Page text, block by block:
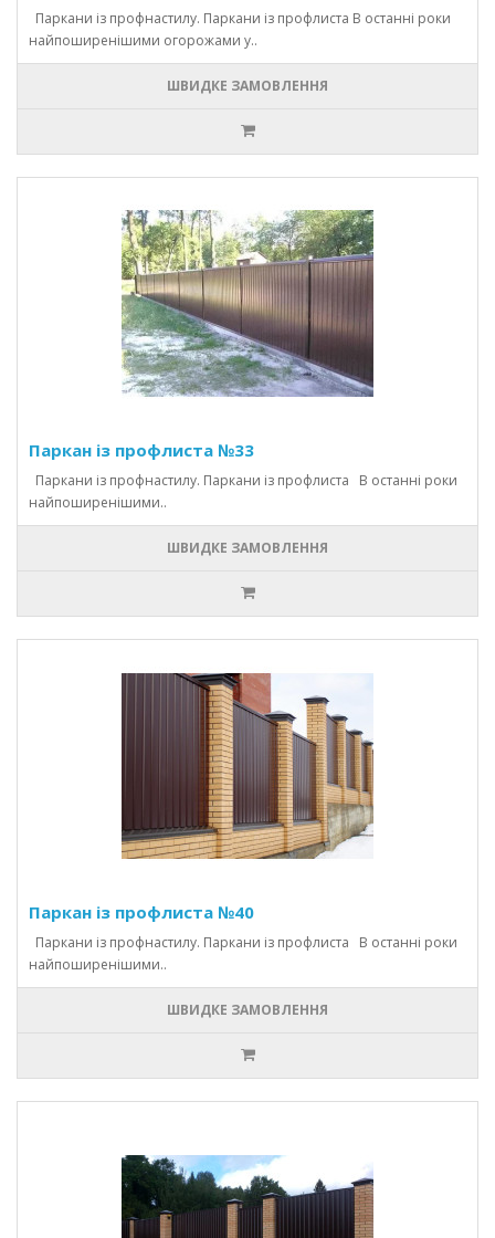
Паркани із профнастилу. Паркани із профлиста В останні роки
найпоширенішими огорожами у..
ШВИДКЕ ЗАМОВЛЕННЯ
Паркан із профлиста №33
Паркани із профнастилу. Паркани із профлиста В останні роки
найпоширенішими..
ШВИДКЕ ЗАМОВЛЕННЯ
Паркан із профлиста №40
Паркани із профнастилу. Паркани із профлиста В останні роки
найпоширенішими..
ШВИДКЕ ЗАМОВЛЕННЯ